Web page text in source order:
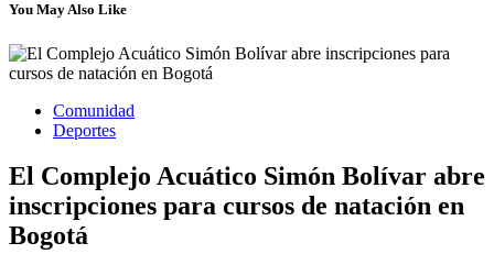
You May Also Like
Comunidad
Deportes
El Complejo Acuático Simón Bolívar abre
inscripciones para cursos de natación en
Bogotá